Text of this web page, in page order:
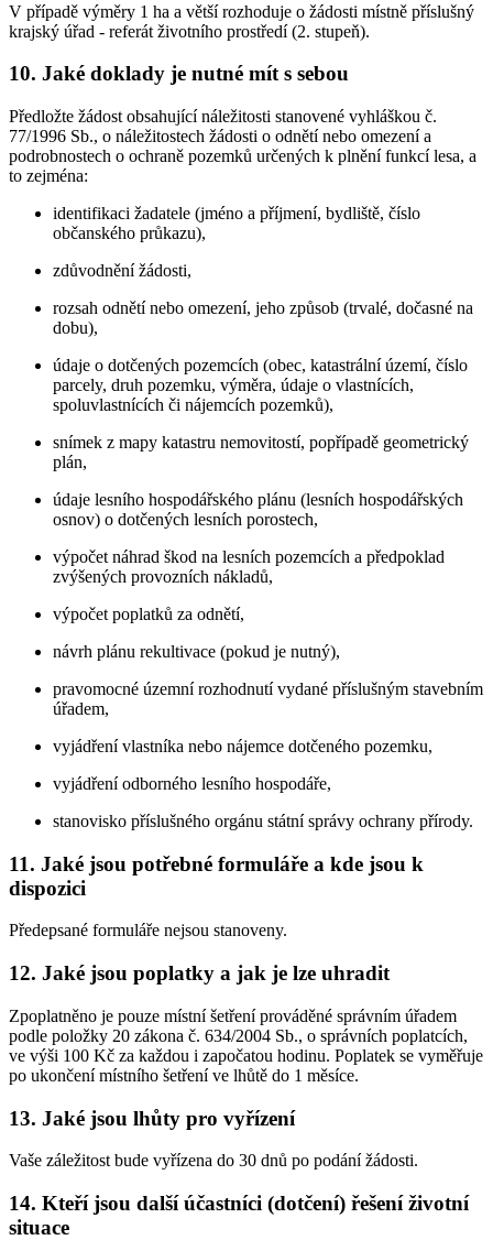
V případě výměry 1 ha a větší rozhoduje o žádosti místně příslušný
krajský úřad - referát životního prostředí (2. stupeň).
10. Jaké doklady je nutné mít s sebou
Předložte žádost obsahující náležitosti stanovené vyhláškou č.
77/1996 Sb., o náležitostech žádosti o odnětí nebo omezení a
podrobnostech o ochraně pozemků určených k plnění funkcí lesa, a
to zejména:
identifikaci žadatele (jméno a příjmení, bydliště, číslo
občanského průkazu),
zdůvodnění žádosti,
rozsah odnětí nebo omezení, jeho způsob (trvalé, dočasné na
dobu),
údaje o dotčených pozemcích (obec, katastrální území, číslo
parcely, druh pozemku, výměra, údaje o vlastnících,
spoluvlastnících či nájemcích pozemků),
snímek z mapy katastru nemovitostí, popřípadě geometrický
plán,
údaje lesního hospodářského plánu (lesních hospodářských
osnov) o dotčených lesních porostech,
výpočet náhrad škod na lesních pozemcích a předpoklad
zvýšených provozních nákladů,
výpočet poplatků za odnětí,
návrh plánu rekultivace (pokud je nutný),
pravomocné územní rozhodnutí vydané příslušným stavebním
úřadem,
vyjádření vlastníka nebo nájemce dotčeného pozemku,
vyjádření odborného lesního hospodáře,
stanovisko příslušného orgánu státní správy ochrany přírody.
11. Jaké jsou potřebné formuláře a kde jsou k
dispozici
Předepsané formuláře nejsou stanoveny.
12. Jaké jsou poplatky a jak je lze uhradit
Zpoplatněno je pouze místní šetření prováděné správním úřadem
podle položky 20 zákona č. 634/2004 Sb., o správních poplatcích,
ve výši 100 Kč za každou i započatou hodinu. Poplatek se vyměřuje
po ukončení místního šetření ve lhůtě do 1 měsíce.
13. Jaké jsou lhůty pro vyřízení
Vaše záležitost bude vyřízena do 30 dnů po podání žádosti.
14. Kteří jsou další účastníci (dotčení) řešení životní
situace